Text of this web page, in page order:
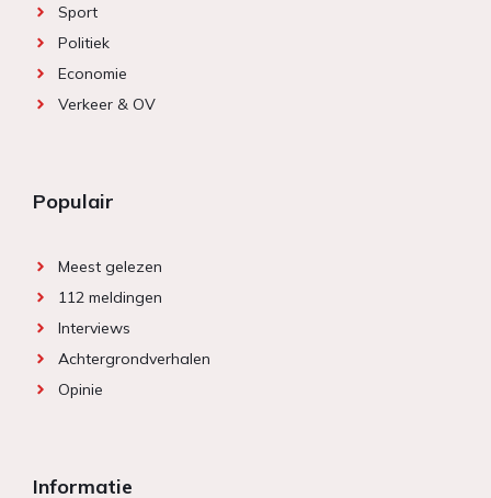
Sport
Politiek
Economie
Verkeer & OV
Populair
Meest gelezen
112 meldingen
Interviews
Achtergrondverhalen
Opinie
Informatie